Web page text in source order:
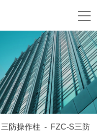
三防操作柱 - FZC-S三防